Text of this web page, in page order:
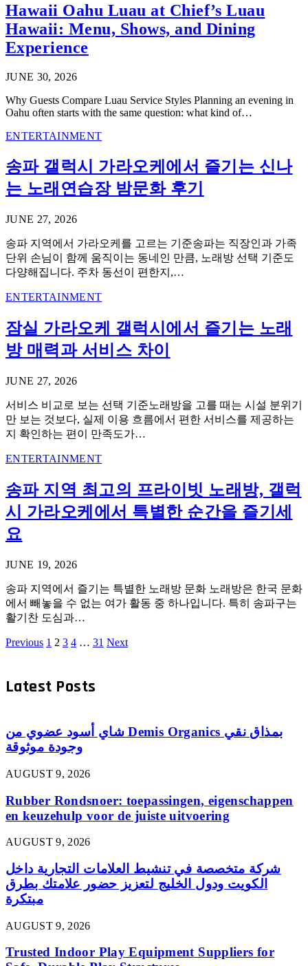
Hawaii Oahu Luau at Chief’s Luau
Hawaii: Menu, Shows, and Dining
Experience
JUNE 30, 2026
Why Guests Compare Luau Service Styles Planning an evening in
Oahu often starts with the same question: what kind of…
ENTERTAINMENT
송파 갤럭시 가라오케에서 즐기는 신나
는 노래연습장 밤문화 후기
JUNE 27, 2026
송파 지역에서 가라오케를 고르는 기준송파는 직장인과 가족
단위 손님이 함께 움직이는 동네인 만큼, 노래방 선택 기준도
다양해집니다. 주차 동선이 편한지,…
ENTERTAINMENT
잠실 가라오케 갤럭시에서 즐기는 노래
방 매력과 서비스 차이
JUNE 27, 2026
서비스 비교로 보는 선택 기준노래방을 고를 때는 시설 분위기
만 보는 것보다, 실제 이용 흐름에서 편한 서비스를 제공하는
지 확인하는 편이 만족도가…
ENTERTAINMENT
송파 지역 최고의 프라이빗 노래방, 갤럭
시 가라오케에서 특별한 순간을 즐기세
요
JUNE 19, 2026
송파 지역에서 즐기는 특별한 노래방 문화 노래방은 한국 문화
에서 빼놓을 수 없는 여가 활동 중 하나입니다. 특히 송파구는
활기찬 도심과…
Previous 1 2 3 4 … 31 Next
Latest Posts
شاي أسود عضوي من Demis Organics بمذاق نقي
وجودة موثوقة
AUGUST 9, 2026
Rubber Rondsnoer: toepassingen, eigenschappen
en keuzehulp voor de juiste uitvoering
AUGUST 9, 2026
شركة متخصصة في تنشيط العلامات التجارية داخل
الكويت ودول الخليج لتعزيز حضور علامتك بطرق
مبتكرة
AUGUST 9, 2026
Trusted Indoor Play Equipment Suppliers for